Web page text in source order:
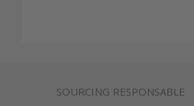
SOURCING RESPONSABLE